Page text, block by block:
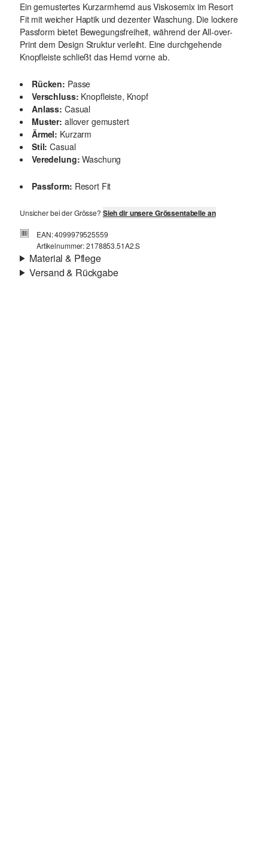
Ein gemustertes Kurzarmhemd aus Viskosemix im Resort
Fit mit weicher Haptik und dezenter Waschung. Die lockere
Passform bietet Bewegungsfreiheit, während der All-over-
Print dem Design Struktur verleiht. Eine durchgehende
Knopfleiste schließt das Hemd vorne ab.
Rücken: Passe
Verschluss: Knopfleiste, Knopf
Anlass: Casual
Muster: allover gemustert
Ärmel: Kurzarm
Stil: Casual
Veredelung: Waschung
Passform: Resort Fit
Unsicher bei der Grösse? Sieh dir unsere Grössentabelle an
EAN: 4099979525559
Artikelnummer: 2178853.51A2.S
Material & Pflege
Versand & Rückgabe